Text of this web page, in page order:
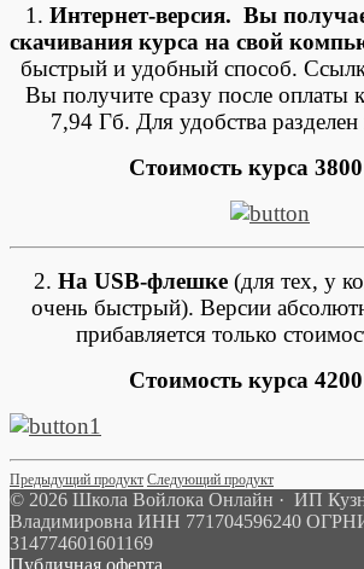
1. Интернет-версия. Вы
скачивания курса на свой
быстрый и удобный способ.
Вы получите сразу после оплаты
7,94 Гб. Для удобства разделен
Стоимость курса
2. На USB-флешке (для тех, у
очень быстрый). Версии
прибавляется только
Стоимость курса
Предыдущий продукт Следующий продукт
© 2026 Школа Войлока Онлайн · ИП
Владимировна ИНН 771704596240
314774601601169
Публичная оферта